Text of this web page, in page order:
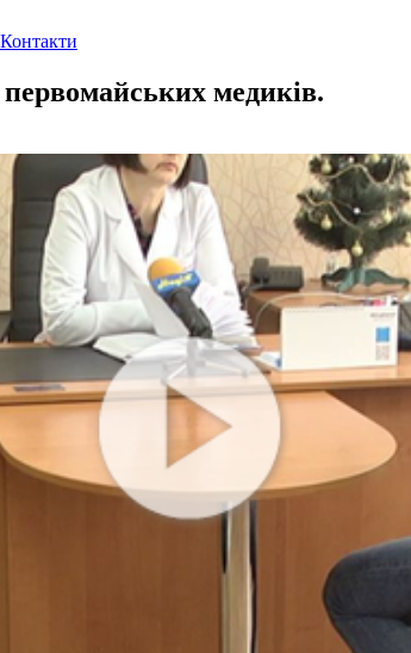
Контакти
первомайських медиків.